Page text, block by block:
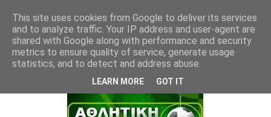
This site uses cookies from Google to deliver its services
and to analyze traffic. Your IP address and user-agent are
shared with Google along with performance and security
metrics to ensure quality of service, generate usage
statistics, and to detect and address abuse.
LEARN MORE GOT IT